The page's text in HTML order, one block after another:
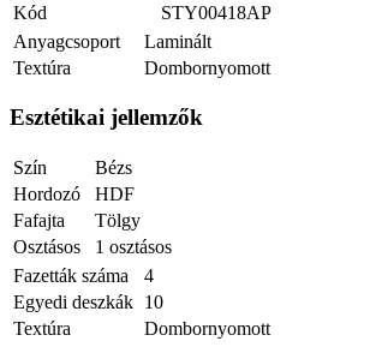
Kód
STY00418AP
Anyagcsoport
Laminált
Textúra
Dombornyomott
Esztétikai jellemzők
Szín
Bézs
Hordozó
HDF
Fafajta
Tölgy
Osztásos
1 osztásos
Fazetták száma
4
Egyedi deszkák 10
Textúra
Dombornyomott